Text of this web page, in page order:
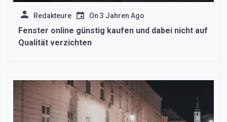
Redakteure On 3 Jahren Ago
Fenster online günstig kaufen und dabei nicht auf
Qualität verzichten